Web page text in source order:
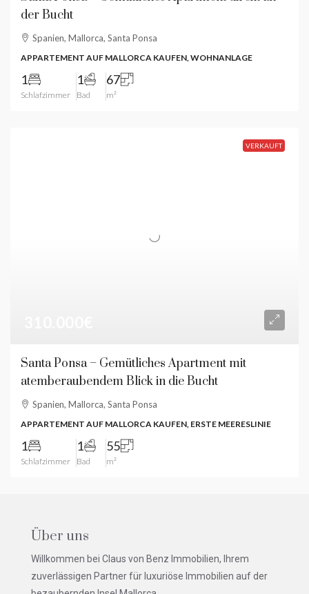
der Bucht
Spanien, Mallorca, Santa Ponsa
APPARTEMENT AUF MALLORCA KAUFEN, WOHNANLAGE
1
Schlafzimmer
1
Bad
67
m²
VERKAUFT
Santa Ponsa – Gemütliches Apartment mit
atemberaubendem Blick in die Bucht
Spanien, Mallorca, Santa Ponsa
APPARTEMENT AUF MALLORCA KAUFEN, ERSTE MEERESLINIE
1
Schlafzimmer
1
Bad
55
m²
Über uns
Willkommen bei Claus von Benz Immobilien, Ihrem
zuverlässigen Partner für luxuriöse Immobilien auf der